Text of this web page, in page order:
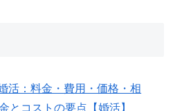
活：料金・費用・価格・相
とコストの要点【婚活】